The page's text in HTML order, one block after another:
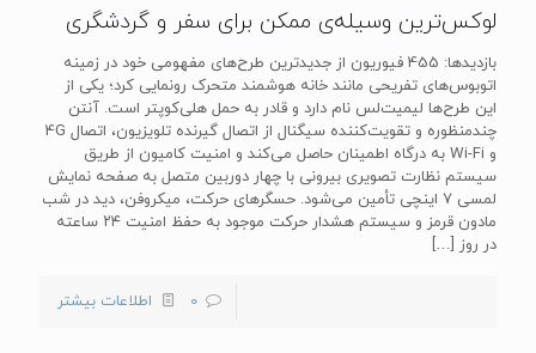
لوکس‌ترین وسیله‌ی ممکن برای سفر و گردشگری
بازدیدها: 455 فیوریون از جدیدترین طرح‌های مفهومی خود در زمینه
اتوبوس‌های تفریحی مانند خانه هوشمند متحرک رونمایی کرد؛ یکی از
این طرح‌ها لیمیت‌لس نام دارد و قادر به حمل هلی‌کوپتر است. آنتن
چندمنظوره و تقویت‌کننده سیگنال از اتصال گیرنده تلویزیون، اتصال 4G
و Wi-Fi به درگاه اطمینان حاصل می‌کند و امنیت کامیون از طریق
سیستم نظارت تصویری بیرونی با چهار دوربین متصل به صفحه نمایش
لمسی ۷ اینچی تأمین می‌شود. حسگرهای حرکت، میکروفن، دید در شب
مادون قرمز و سیستم هشدار حرکت موجود به حفظ امنیت ۲۴ ساعته
در روز […]
0 اطلاعات بیشتر